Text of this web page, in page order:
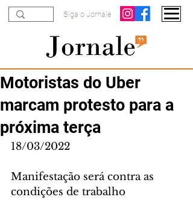
Siga o Jornale
Motoristas do Uber
marcam protesto para a
próxima terça
18/03/2022
Manifestação será contra as
condições de trabalho